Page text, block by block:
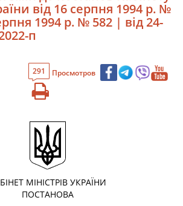
від 16 серпня 1994 р. №
1994 р. № 582 | від 24-
п
291 Просмотров
МІНІСТРІВ УКРАЇНИ
ПОСТАНОВА